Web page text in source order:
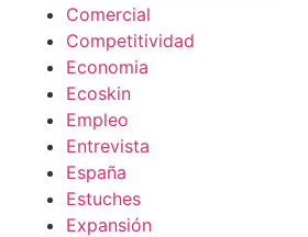
Comercial
Competitividad
Economia
Ecoskin
Empleo
Entrevista
España
Estuches
Expansión